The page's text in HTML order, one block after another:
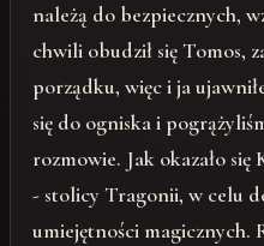
należą do bezpiecznych,
chwili obudził się Tomos,
porządku, więc i ja
się do ogniska i
rozmowie. Jak okazało
- stolicy Tragonii, w celu
umiejętności magicznych.